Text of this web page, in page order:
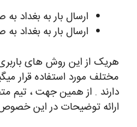
ارسال بار به بغداد
ارسال بار به بغداد
هریک از این روش های
مختلف مورد استفاده قرار
دارند . از همین جهت ، تیم
ارائه توضیحات در این